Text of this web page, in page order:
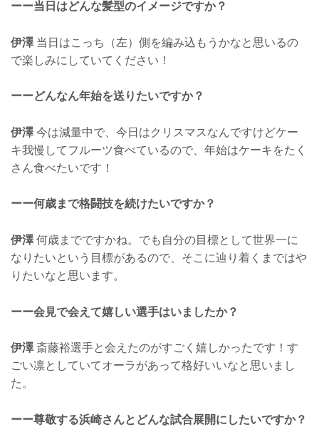
ーー当日はどんな髪型のイメージですか？
伊澤当日はこっち（左）側を編み込もうかなと思いるの
で楽しみにしていてください！
ーーどんなん年始を送りたいですか？
伊澤今は減量中で、今日はクリスマスなんですけどケー
キ我慢してフルーツ食べているので、年始はケーキをたく
さん食べたいです！
ーー何歳まで格闘技を続けたいですか？
伊澤何歳までですかね。でも自分の目標として世界一に
なりたいという目標があるので、そこに辿り着くまではや
りたいなと思います。
ーー会見で会えて嬉しい選手はいましたか？
伊澤斎藤裕選手と会えたのがすごく嬉しかったです！す
ごい凛としていてオーラがあって格好いいなと思いまし
た。
ーー尊敬する浜崎さんとどんな試合展開にしたいですか？